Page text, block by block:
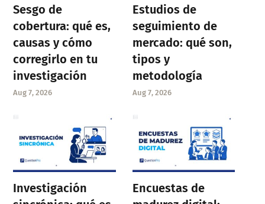
Sesgo de
cobertura: qué es,
causas y cómo
corregirlo en tu
investigación
Aug 7, 2026
Estudios de
seguimiento de
mercado: qué son,
tipos y
metodología
Aug 7, 2026
Investigación
Encuestas de